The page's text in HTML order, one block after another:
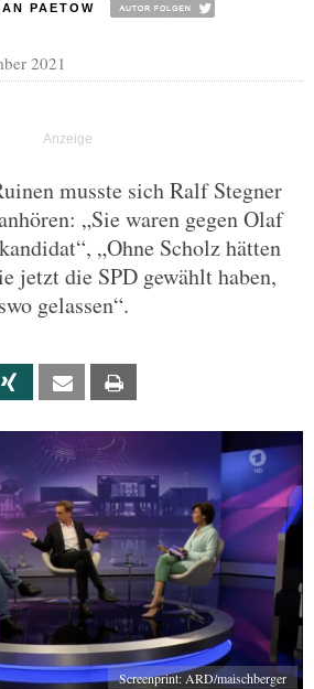
PAETOW
2021
musste sich Ralf Stegner
„Sie waren gegen Olaf
„Ohne Scholz hätten
jetzt die SPD gewählt haben,
gelassen“.
Xing Email
Screenprint: ARD/maischberger